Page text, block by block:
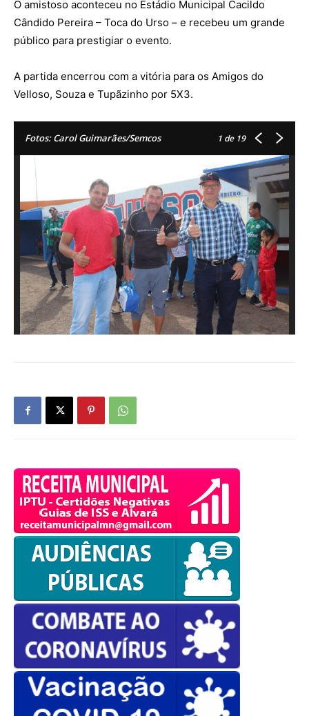
O amistoso aconteceu no Estádio Municipal Cacildo
Cândido Pereira – Toca do Urso – e recebeu um grande
público para prestigiar o evento.
A partida encerrou com a vitória para os Amigos do
Velloso, Souza e Tupãzinho por 5X3.
Fotos: Carol Guimarães/Semcos 1 de 19